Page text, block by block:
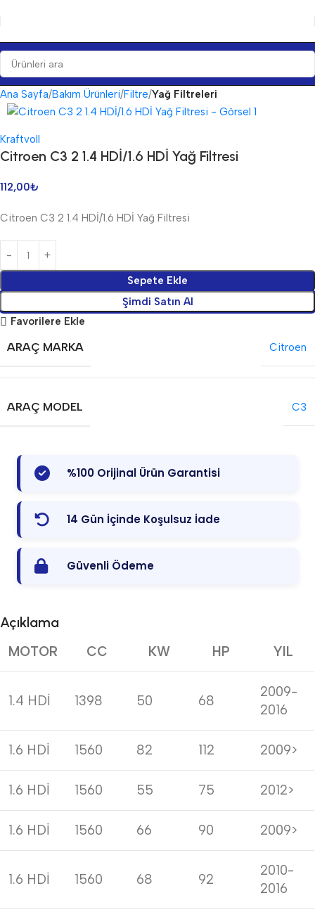
Ana Sayfa Bakım Ürünleri Filtre Yağ Filtreleri
Kraftvoll
Citroen C3 2 1.4 HDİ/1.6 HDİ Yağ Filtresi
112,00₺
Citroen C3 2 1.4 HDİ/1.6 HDİ Yağ Filtresi
Sepete Ekle
Şimdi Satın Al
Favorilere Ekle
ARAÇ MARKA Citroen
ARAÇ MODEL C3
%100 Orijinal Ürün Garantisi
14 Gün İçinde Koşulsuz İade
Güvenli Ödeme
Açıklama
MOTOR CC KW HP YIL
1.4 HDİ 1398 50 68
2009-
2016
1.6 HDİ 1560 82 112 2009>
1.6 HDİ 1560 55 75 2012>
1.6 HDİ 1560 66 90 2009>
1.6 HDİ 1560 68 92
2010-
2016